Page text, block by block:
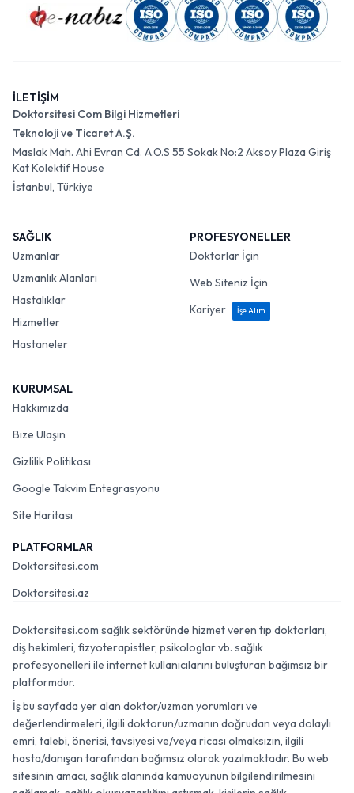
İLETİŞİM
Doktorsitesi Com Bilgi Hizmetleri
Teknoloji ve Ticaret A.Ş.
Maslak Mah. Ahi Evran Cd. A.O.S 55 Sokak No:2 Aksoy Plaza Giriş
Kat Kolektif House
İstanbul, Türkiye
SAĞLIK
Uzmanlar
Uzmanlık Alanları
Hastalıklar
Hizmetler
Hastaneler
PROFESYONELLER
Doktorlar İçin
Web Siteniz İçin
Kariyer
İşe Alım
KURUMSAL
Hakkımızda
Bize Ulaşın
Gizlilik Politikası
Google Takvim Entegrasyonu
Site Haritası
PLATFORMLAR
Doktorsitesi.com
Doktorsitesi.az
Doktorsitesi.com sağlık sektöründe hizmet veren tıp doktorları,
diş hekimleri, fizyoterapistler, psikologlar vb. sağlık
profesyonelleri ile internet kullanıcılarını buluşturan bağımsız bir
platformdur.
İş bu sayfada yer alan doktor/uzman yorumları ve
değerlendirmeleri, ilgili doktorun/uzmanın doğrudan veya dolaylı
emri, talebi, önerisi, tavsiyesi ve/veya ricası olmaksızın, ilgili
hasta/danışan tarafından bağımsız olarak yazılmaktadır. Bu web
sitesinin amacı, sağlık alanında kamuoyunun bilgilendirilmesini